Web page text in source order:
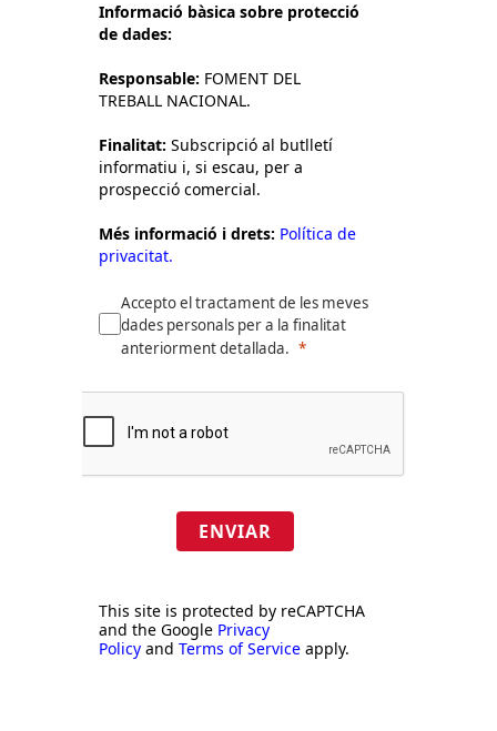
Informació bàsica sobre protecció
de dades:
Responsable: FOMENT DEL
TREBALL NACIONAL.
Finalitat: Subscripció al butlletí
informatiu i, si escau, per a
prospecció comercial.
Més informació i drets: Política de
privacitat.
Accepto el tractament de les meves
dades personals per a la finalitat
anteriorment detallada.
ENVIAR
This site is protected by reCAPTCHA
and the Google Privacy
Policy and Terms of Service apply.